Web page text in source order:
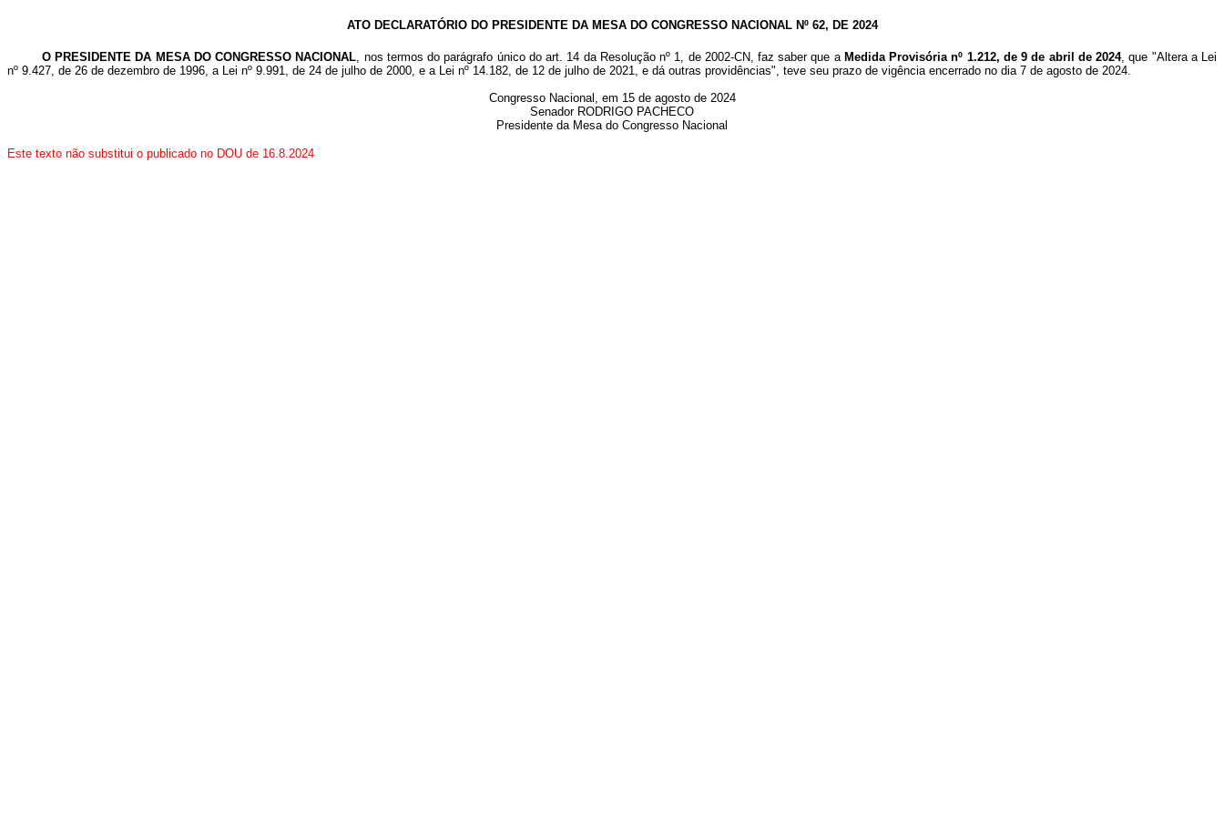
ATO DECLARATÓRIO DO PRESIDENTE DA MESA DO CONGRESSO NACIONAL Nº 62, DE 2024
O PRESIDENTE DA MESA DO CONGRESSO NACIONAL, nos termos do parágrafo único do art. 14 da Resolução nº 1, de 2002-CN, faz saber que a Medida Provisória nº 1.212, de 9 de abril de 2024, que "Altera a Lei
nº 9.427, de 26 de dezembro de 1996, a Lei nº 9.991, de 24 de julho de 2000, e a Lei nº 14.182, de 12 de julho de 2021, e dá outras providências", teve seu prazo de vigência encerrado no dia 7 de agosto de 2024.
Congresso Nacional, em 15 de agosto de 2024
Senador RODRIGO PACHECO
Presidente da Mesa do Congresso Nacional
Este texto não substitui o publicado no DOU de 16.8.2024